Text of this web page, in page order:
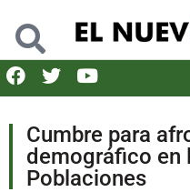
Cumbre para
demográfico en
Poblaciones